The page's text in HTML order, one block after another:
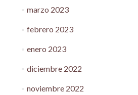
marzo 2023
febrero 2023
enero 2023
diciembre 2022
noviembre 2022